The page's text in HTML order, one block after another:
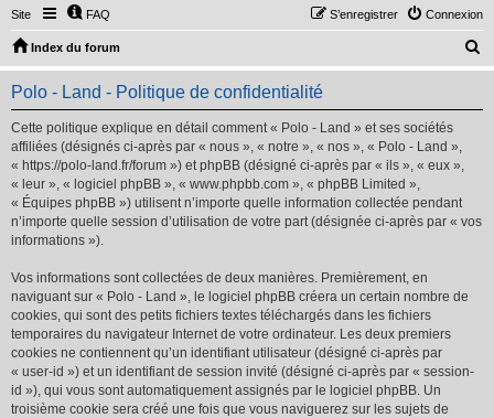
Site FAQ Connexion
S’enregistrer
Index du forum
e
Polo - Land - Politique de confidentialité
Cette politique explique en détail comment « Polo - Land » et ses sociétés
affiliées (désignés ci-après par « nous », « notre », « nos », « Polo - Land »,
« https://polo-land.fr/forum ») et phpBB (désigné ci-après par « ils », « eux »,
« leur », « logiciel phpBB », « www.phpbb.com », « phpBB Limited »,
« Équipes phpBB ») utilisent n’importe quelle information collectée pendant
n’importe quelle session d’utilisation de votre part (désignée ci-après par « vos
informations »).
Vos informations sont collectées de deux manières. Premièrement, en
naviguant sur « Polo - Land », le logiciel phpBB créera un certain nombre de
cookies, qui sont des petits fichiers textes téléchargés dans les fichiers
temporaires du navigateur Internet de votre ordinateur. Les deux premiers
cookies ne contiennent qu’un identifiant utilisateur (désigné ci-après par
« user-id ») et un identifiant de session invité (désigné ci-après par « session-
id »), qui vous sont automatiquement assignés par le logiciel phpBB. Un
troisième cookie sera créé une fois que vous naviguerez sur les sujets de